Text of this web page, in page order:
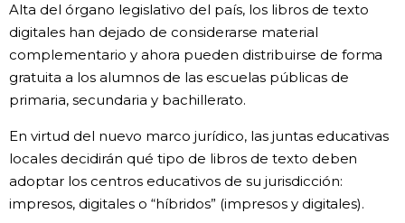
En profundidad
Más
Datos de Japón
Alta del órgano legislativo del país, los libros de texto
digitales han dejado de considerarse material
complementario y ahora pueden distribuirse de forma
gratuita a los alumnos de las escuelas públicas de
primaria, secundaria y bachillerato.
En virtud del nuevo marco jurídico, las juntas educativas
locales decidirán qué tipo de libros de texto deben
adoptar los centros educativos de su jurisdicción:
impresos, digitales o “híbridos” (impresos y digitales).